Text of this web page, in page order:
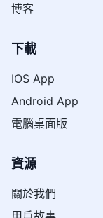
博客
下載
IOS App
Android App
電腦桌面版
資源
關於我們